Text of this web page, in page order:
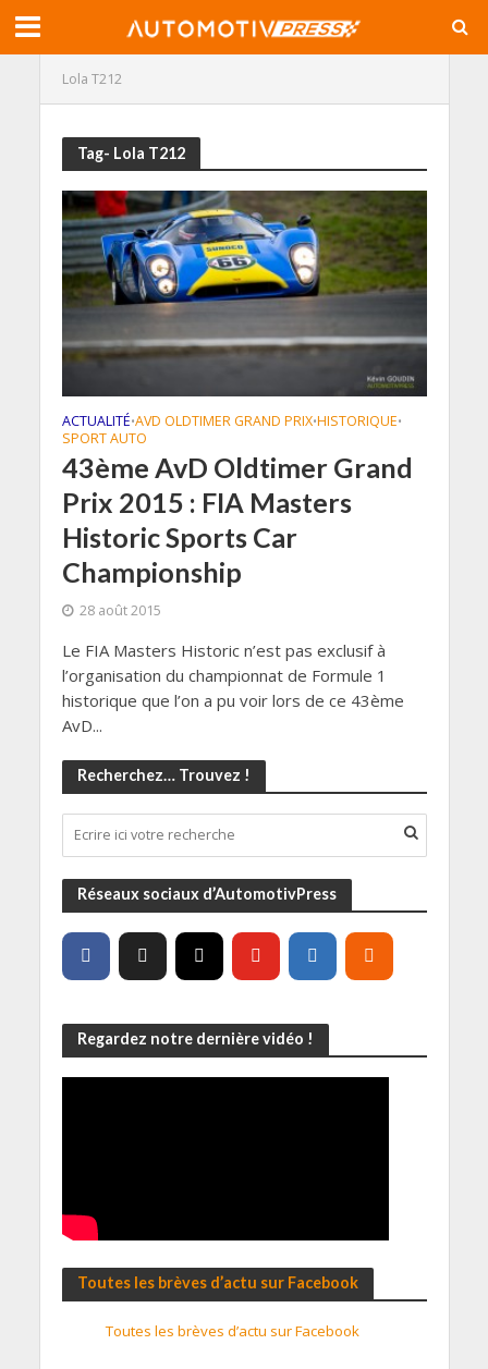
Lola T212
Tag- Lola T212
ACTUALITÉ•AVD OLDTIMER GRAND PRIX•HISTORIQUE•
SPORT AUTO
43ème AvD Oldtimer Grand
Prix 2015 : FIA Masters
Historic Sports Car
Championship
28 août 2015
Le FIA Masters Historic n’est pas exclusif à
l’organisation du championnat de Formule 1
historique que l’on a pu voir lors de ce 43ème
AvD...
Recherchez… Trouvez !
Réseaux sociaux d’AutomotivPress
Regardez notre dernière vidéo !
Toutes les brèves d’actu sur Facebook
Toutes les brèves d’actu sur Facebook